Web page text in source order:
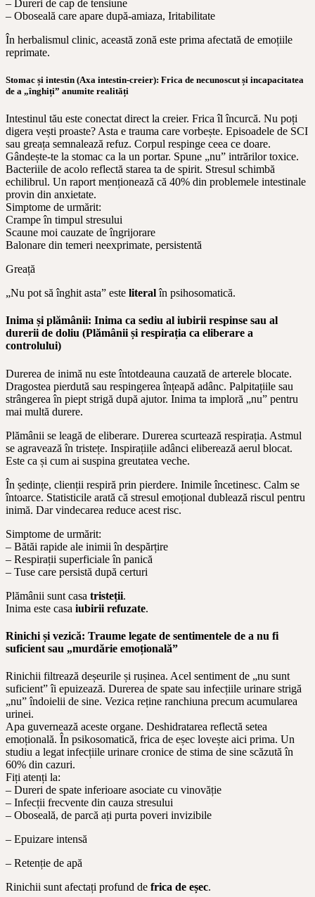
– Dureri de cap de tensiune
– Oboseală care apare după-amiaza, Iritabilitate
În herbalismul clinic, această zonă este prima afectată de emoțiile
reprimate.
Stomac și intestin (Axa intestin-creier): Frica de necunoscut și incapacitatea
de a „înghiți” anumite realități
Intestinul tău este conectat direct la creier. Frica îl încurcă. Nu poți
digera vești proaste? Asta e trauma care vorbește. Episoadele de SCI
sau greața semnalează refuz. Corpul respinge ceea ce doare.
Gândește-te la stomac ca la un portar. Spune „nu” intrărilor toxice.
Bacteriile de acolo reflectă starea ta de spirit. Stresul schimbă
echilibrul. Un raport menționează că 40% din problemele intestinale
provin din anxietate.
Simptome de urmărit:
Crampe în timpul stresului
Scaune moi cauzate de îngrijorare
Balonare din temeri neexprimate, persistentă
Greață
„Nu pot să înghit asta” este literalîn psihosomatică.
Inima și plămânii: Inima ca sediu al iubirii respinse sau al
durerii de doliu (Plămânii și respirația ca eliberare a
controlului)
Durerea de inimă nu este întotdeauna cauzată de arterele blocate.
Dragostea pierdută sau respingerea înțeapă adânc. Palpitațiile sau
strângerea în piept strigă după ajutor. Inima ta imploră „nu” pentru
mai multă durere.
Plămânii se leagă de eliberare. Durerea scurtează respirația. Astmul
se agravează în tristețe. Inspirațiile adânci eliberează aerul blocat.
Este ca și cum ai suspina greutatea veche.
În ședințe, clienții respiră prin pierdere. Inimile încetinesc. Calm se
întoarce. Statisticile arată că stresul emoțional dublează riscul pentru
inimă. Dar vindecarea reduce acest risc.
Simptome de urmărit:
– Bătăi rapide ale inimii în despărțire
– Respirații superficiale în panică
– Tuse care persistă după certuri
Plămânii sunt casa tristeții.
Inima este casa iubirii refuzate.
Rinichi și vezică: Traume legate de sentimentele de a nu fi
suficient sau „murdărie emoțională”
Rinichii filtrează deșeurile și rușinea. Acel sentiment de „nu sunt
suficient” îi epuizează. Durerea de spate sau infecțiile urinare strigă
„nu” îndoielii de sine. Vezica reține ranchiuna precum acumularea
urinei.
Apa guvernează aceste organe. Deshidratarea reflectă setea
emoțională. În psikosomatică, frica de eșec lovește aici prima. Un
studiu a legat infecțiile urinare cronice de stima de sine scăzută în
60% din cazuri.
Fiți atenți la:
– Dureri de spate inferioare asociate cu vinovăție
– Infecții frecvente din cauza stresului
– Oboseală, de parcă ați purta poveri invizibile
– Epuizare intensă
– Retenție de apă
Rinichii sunt afectați profund de frica de eșec.